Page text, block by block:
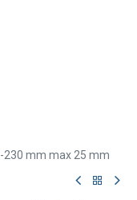
230 mm max 25 mm